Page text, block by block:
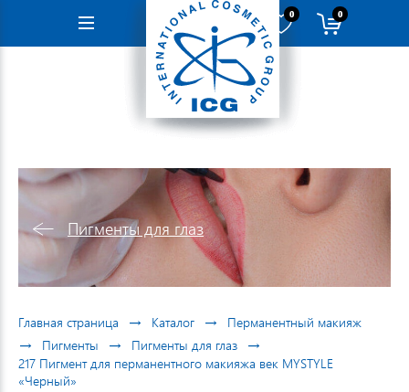
Навигация
0 0
Пигменты для глаз
Главная страница → Каталог → Перманентный макияж
→ Пигменты → Пигменты для глаз →
217 Пигмент для перманентного макияжа век MYSTYLE
«Черный»